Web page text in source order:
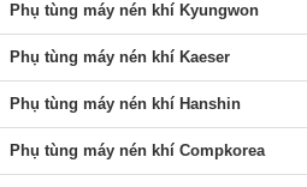
Phụ tùng máy nén khí Kyungwon
Phụ tùng máy nén khí Kaeser
Phụ tùng máy nén khí Hanshin
Phụ tùng máy nén khí Compkorea